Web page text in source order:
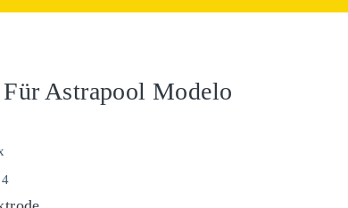
Astrapool Modelo